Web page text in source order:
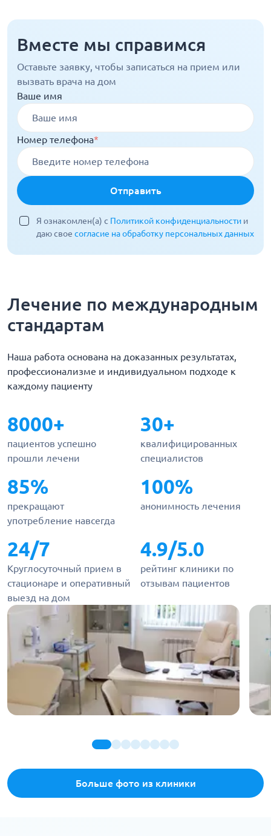
Вместе мы справимся
Оставьте заявку, чтобы записаться на прием или
вызвать врача на дом
Ваше имя
Номер телефона*
Отправить
Я ознакомлен(а) с Политикой конфиденциальности и
даю свое согласие на обработку персональных данных
Лечение по международным
стандартам
Наша работа основана на доказанных результатах,
профессионализме и индивидуальном подходе к
каждому пациенту
8000+
пациентов успешно
прошли лечени
30+
квалифицированных
специалистов
85%
прекращают
употребление навсегда
100%
анонимность лечения
24/7
Круглосуточный прием в
стационаре и оперативный
выезд на дом
4.9/5.0
рейтинг клиники по
отзывам пациентов
Больше фото из клиники